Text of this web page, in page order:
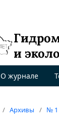
и
О журнале
/ Архивы / № 1